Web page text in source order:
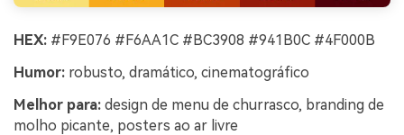
HEX: #F9E076 #F6AA1C #BC3908 #941B0C #4F000B
Humor: robusto, dramático, cinematográfico
Melhor para: design de menu de churrasco, branding de
molho picante, posters ao ar livre